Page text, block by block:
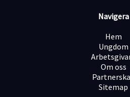
Hjälp med personlig hygien
Aktivt deltagande i
Allmänt stöd i vardagen
Navigera
Hem
Ungdom
Om oss
Sitemap